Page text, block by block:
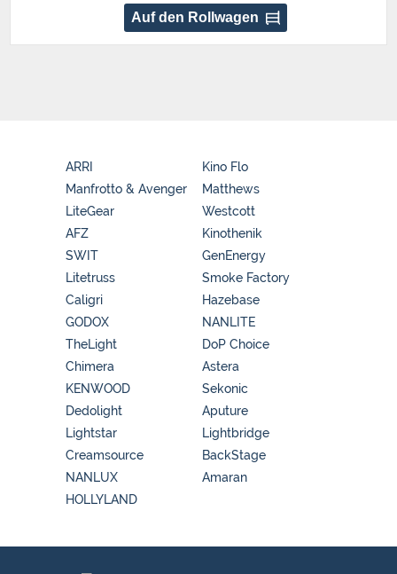
Auf den Rollwagen
ARRI
Manfrotto & Avenger
LiteGear
AFZ
SWIT
Litetruss
Caligri
GODOX
Kino Flo
Matthews
Westcott
Kinothenik
GenEnergy
Smoke Factory
Hazebase
NANLITE
TheLight
Chimera
KENWOOD
Dedolight
Lightstar
Creamsource
NANLUX
HOLLYLAND
DoP Choice
Astera
Sekonic
Aputure
Lightbridge
BackStage
Amaran